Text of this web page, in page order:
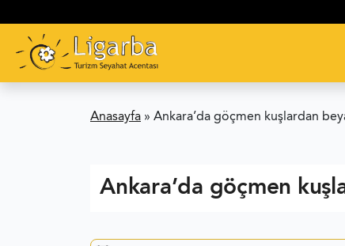
Anasayfa » Ankara’da göçmen kuşlardan
Ankara’da göçmen